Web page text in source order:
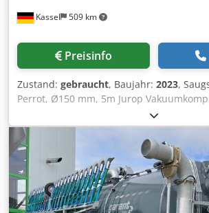
Kassel 509 km
Preisinfo
Zustand: gebraucht, Baujahr: 2023,
Perrot, Ø150 mm, 5m Jurop
(15.200 / ltr) Kunststoff-Kotflügel für Ber.
NW 200 vorn / Schwenkelement hinten
6 Zoll VL Keilflanschschieber 6 Zoll / VR
Dcjdpfor T Rfrjx Apwjk